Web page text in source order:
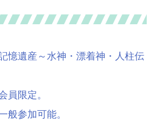
憶遺産～水神・漂着神・人柱伝
員限定。
般参加可能。